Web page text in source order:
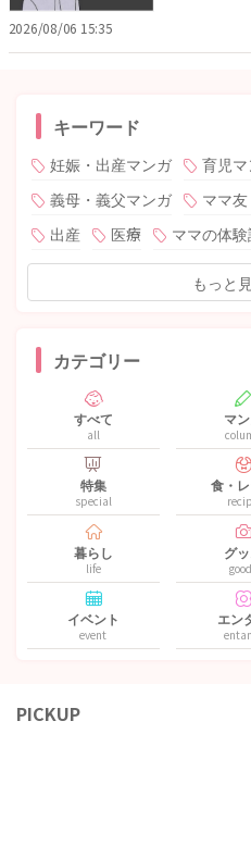
2026/08/06 15:35
キーワード
妊娠・出産マンガ 育児
義母・義父マンガ
ママ
出産
医療 ママの体験
もっと
カテゴリー
すべて
all
マ
特集
special
食・
暮らし
life
グ
イベント
event
エン
PICKUP